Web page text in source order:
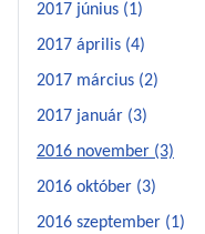
2017 június (1)
2017 április (4)
2017 március (2)
2017 január (3)
2016 november (3)
2016 október (3)
2016 szeptember (1)